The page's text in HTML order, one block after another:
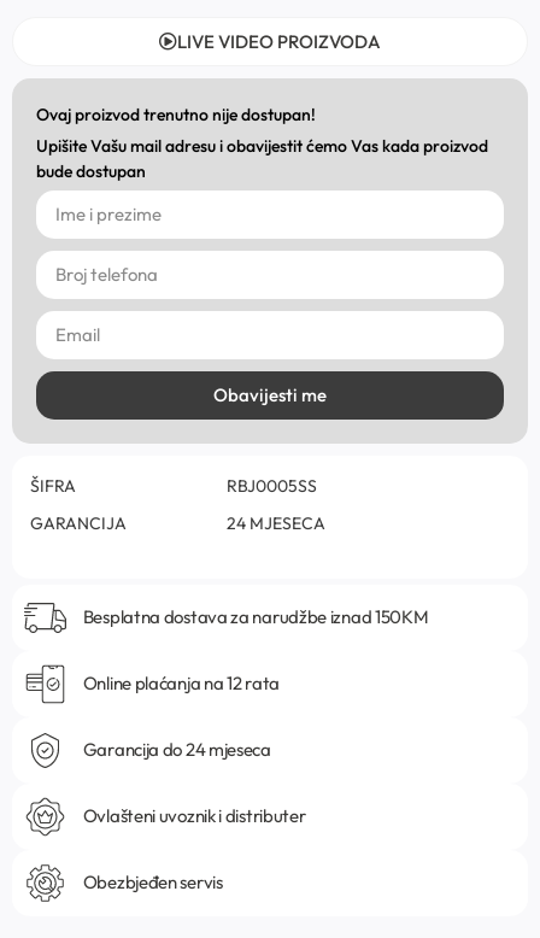
LIVE VIDEO PROIZVODA
Ovaj proizvod trenutno nije dostupan!
Upišite Vašu mail adresu i obavijestit ćemo Vas kada proizvod
bude dostupan
Obavijesti me
ŠIFRA
RBJ0005SS
GARANCIJA
24 MJESECA
Besplatna dostava za narudžbe iznad 150KM
Online plaćanja na 12 rata
Garancija do 24 mjeseca
Ovlašteni uvoznik i distributer
Obezbjeđen servis